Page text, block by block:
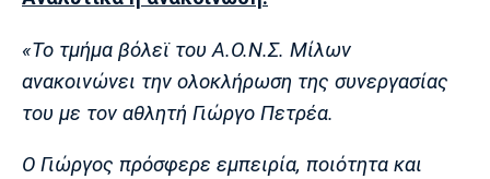
Μαδρίτης
Μάντσεστερ
Τσέλσι Άρσεναλ
«Το τμήμα βόλεϊ του Α.Ο.Ν.Σ. Μίλων
ανακοινώνει την ολοκλήρωση της συνεργασίας
του με τον αθλητή Γιώργο Πετρέα.
Ο Γιώργος πρόσφερε εμπειρία, ποιότητα και